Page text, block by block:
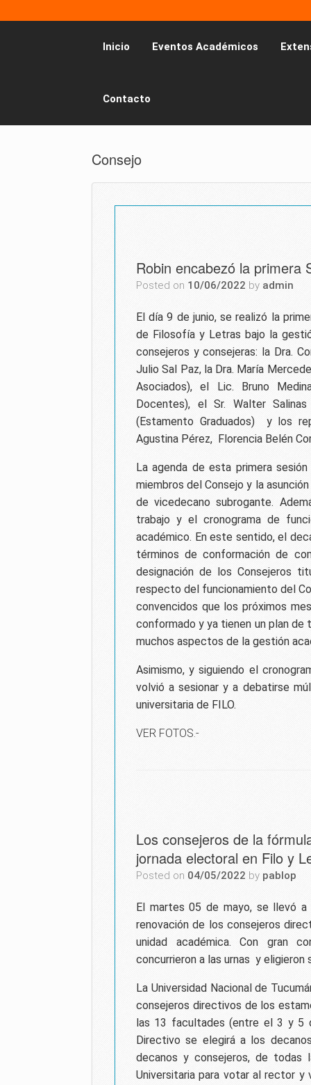
Inicio Eventos Académicos
Contacto
Consejo
Robin encabezó la primera
Posted on 10/06/2022 by admin
El día 9 de junio, se realizó la
de Filosofía y Letras bajo la
consejeros y consejeras: la Dra.
Julio Sal Paz, la Dra. María
Asociados), el Lic. Bruno
Docentes), el Sr. Walter
(Estamento Graduados) y los
Agustina Pérez, Florencia Belén
La agenda de esta primera
miembros del Consejo y la
de vicedecano subrogante.
trabajo y el cronograma de
académico. En este sentido, el
términos de conformación de
designación de los Consejeros
respecto del funcionamiento del
convencidos que los próximos
conformado y ya tienen un plan de
muchos aspectos de la gestión
Asimismo, y siguiendo el
volvió a sesionar y a debatirse
universitaria de FILO.
VER FOTOS.-
Los consejeros de la
jornada electoral en Filo y
Posted on 04/05/2022 by pablop
El martes 05 de mayo, se llevó
renovación de los consejeros
unidad académica. Con gran
concurrieron a las urnas y
La Universidad Nacional de
consejeros directivos de los
las 13 facultades (entre el 3 y 5
Directivo se elegirá a los
decanos y consejeros, de todas
Universitaria para votar al rector y